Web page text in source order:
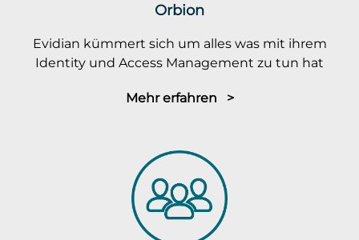
Orbion
Evidian kümmert sich um alles was mit ihrem
Identity und Access Management zu tun hat
Mehr erfahren >